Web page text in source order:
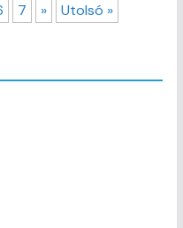
7 » Utolsó »